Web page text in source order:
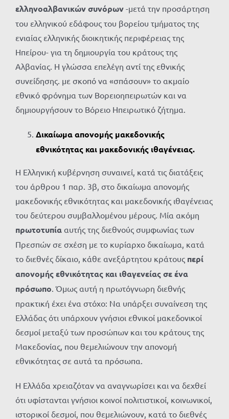
ελληνοαλβανικών συνόρων -μετά την προσάρτηση
του ελληνικού εδάφους του βορείου τμήματος της
ενιαίας ελληνικής διοικητικής περιφέρειας της
Ηπείρου- για τη δημιουργία του κράτους της
Αλβανίας. Η γλώσσα επελέγη αντί της εθνικής
συνείδησης. με σκοπό να «σπάσουν» το ακμαίο
εθνικό φρόνημα των Βορειοηπειρωτών και να
δημιουργήσουν το Βόρειο Ηπειρωτικό ζήτημα.
Δικαίωμα απονομής μακεδονικής
εθνικότητας και μακεδονικής ιθαγένειας.
Η Ελληνική κυβέρνηση συναινεί, κατά τις διατάξεις
του άρθρου 1 παρ. 3β, στο δικαίωμα απονομής
μακεδονικής εθνικότητας και μακεδονικής ιθαγένειας
του δεύτερου συμβαλλομένου μέρους. Μία ακόμη
πρωτοτυπία αυτής της διεθνούς συμφωνίας των
Πρεσπών σε σχέση με το κυρίαρχο δικαίωμα, κατά
το διεθνές δίκαιο, κάθε ανεξάρτητου κράτους περί
απονομής εθνικότητας και ιθαγενείας σε ένα
πρόσωπο. Όμως αυτή η πρωτόγνωρη διεθνής
πρακτική έχει ένα στόχο: Να υπάρξει συναίνεση της
Ελλάδας ότι υπάρχουν γνήσιοι εθνικοί μακεδονικοί
δεσμοί μεταξύ των προσώπων και του κράτους της
Μακεδονίας, που θεμελιώνουν την απονομή
εθνικότητας σε αυτά τα πρόσωπα.
Η Ελλάδα χρειαζόταν να αναγνωρίσει και να δεχθεί
ότι υφίστανται γνήσιοι κοινοί πολιτιστικοί, κοινωνικοί,
ιστορικοί δεσμοί, που θεμελιώνουν, κατά το διεθνές